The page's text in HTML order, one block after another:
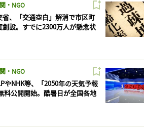
・NGO
省、「交通空白」解消で市区町
設。すでに2300万人が懸念状
・NGO
やNHK等、「2050年の天気予報
料公開開始。酷暑日が全国各地